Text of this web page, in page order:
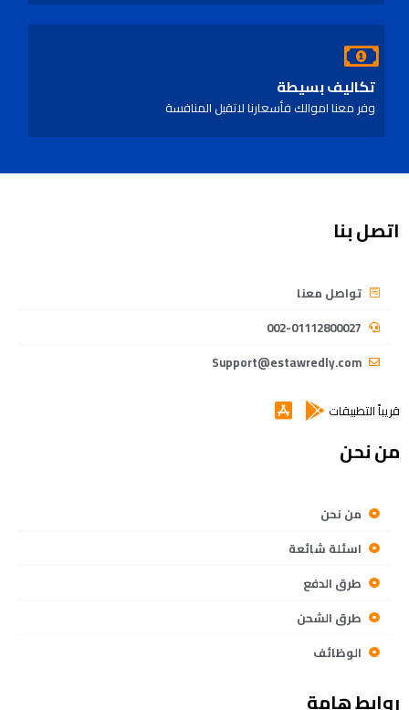
تكاليف بسيطة
وفر معنا اموالك فأسعارنا لاتقبل المنافسة
اتصل بنا
تواصل معنا
002-01112800027
Support@estawredly.com
قريباً التطبيقات
من نحن
من نحن
اسئلة شائعة
طرق الدفع
طرق الشحن
الوظائف
روابط هامة